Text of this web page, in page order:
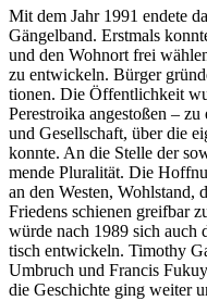
Mit dem Jahr 1991 endete
Gängelband. Erstmals
und den Wohnort frei
zu entwi­ckeln. Bürger
tionen. Die Öffent­lichkeit
Perestroika angestoßen –
und Gesell­schaft, über die
konnte. An die Stelle der
mende Plura­lität. Die
an den Westen, Wohlstand,
Friedens schienen greifbar
würde nach 1989 sich auch
tisch entwi­ckeln. Timothy
Umbruch und Francis
die Geschichte ging weiter